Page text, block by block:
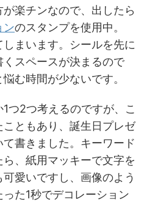
楽チンなので、出したら
ンのスタンプを使用中。
まいます。シールを先に
スペースが決まるので
む時間が少ないです。
つ2つ考えるのですが、こ
ともあり、誕生日プレゼ
書きました。キーワード
ら、紙用マッキーで文字を
愛いですし、画像のよう
た1秒でデコレーション